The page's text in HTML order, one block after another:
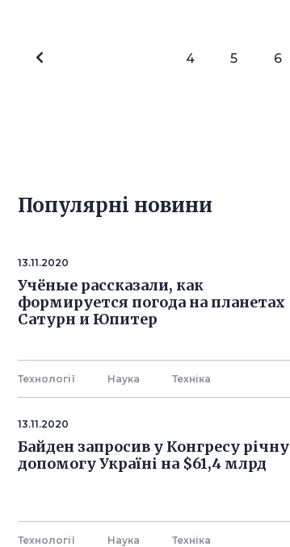
4 5 6
Популярнi новини
13.11.2020
Учёные рассказали, как
формируется погода на планетах
Сатурн и Юпитер
Технології Наука Технiка
13.11.2020
Байден запросив у Конгресу річну
допомогу Україні на $61,4 млрд
Технології Наука Технiка